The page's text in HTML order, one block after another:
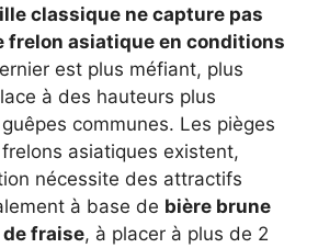
classique ne capture pas
frelon asiatique en conditions
est plus méfiant, plus
à des hauteurs plus
communes. Les pièges
asiatiques existent,
nécessite des attractifs
à base de bière brune
fraise, à placer à plus de 2